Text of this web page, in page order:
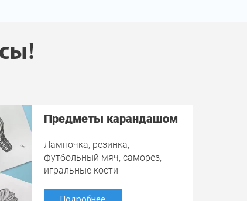
Предметы карандашом
Лампочка, резинка,
футбольный мяч, саморез,
игральные кости